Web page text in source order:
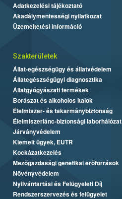
Adatkezelési tájékoztató
Akadálymentességi nyilatkozat
Üzemeltetési információ
Szakterületek
Állat-egészségügy és állatvédelem
Állategészségügyi diagnosztika
Állatgyógyászati termékek
Borászat és alkoholos italok
Élelmiszer- és takarmánybiztonság
Élelmiszerlánc-biztonsági laborhálózat
Járványvédelem
Kiemelt ügyek, EUTR
Kockázatkezelés
Mezőgazdasági genetikai erőforrások
Növényvédelem
Nyilvántartási és Felügyeleti Díj
Rendszerszervezés és felügyelet